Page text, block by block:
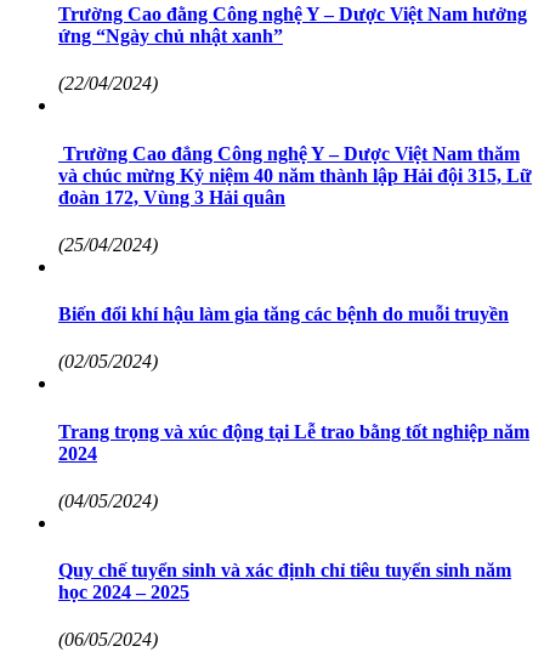
Trường Cao đằng Công nghệ Y – Dược Việt Nam hưởng
ứng “Ngày chủ nhật xanh”
(22/04/2024)
Trường Cao đẳng Công nghệ Y – Dược Việt Nam thăm
và chúc mừng Kỷ niệm 40 năm thành lập Hải đội 315, Lữ
đoàn 172, Vùng 3 Hải quân
(25/04/2024)
Biến đổi khí hậu làm gia tăng các bệnh do muỗi truyền
(02/05/2024)
Trang trọng và xúc động tại Lễ trao bằng tốt nghiệp năm
2024
(04/05/2024)
Quy chế tuyển sinh và xác định chỉ tiêu tuyển sinh năm
học 2024 – 2025
(06/05/2024)